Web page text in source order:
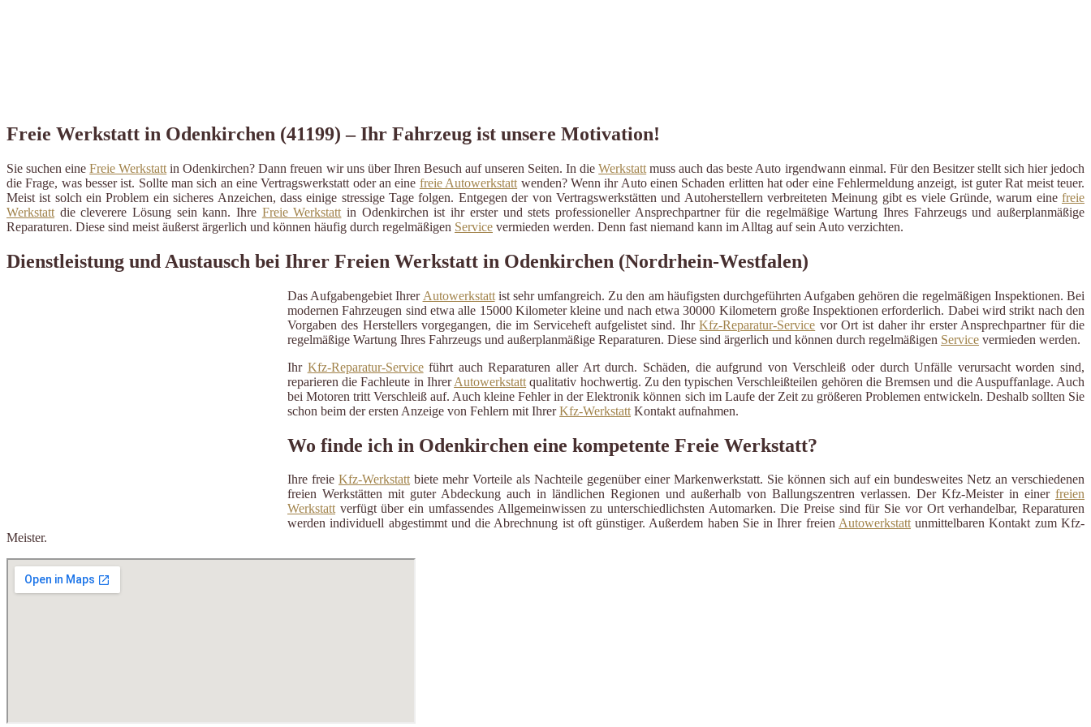
Freie Werkstatt in Odenkirchen (41199) – Ihr Fahrzeug ist unsere Motivation!
Sie suchen eineFreie Werkstatt in Odenkirchen? Dann freuen wir uns über Ihren Besuch auf unseren Seiten. In dieWerkstatt muss auch das beste Auto irgendwann einmal. Für den Besitzer stellt sich hier jedoch
die Frage, was besser ist. Sollte man sich an eine Vertragswerkstatt oder an eine freie Autowerkstatt wenden? Wenn ihr Auto einen Schaden erlitten hat oder eine Fehlermeldung anzeigt, ist guter Rat meist teuer.
Meist ist solch ein Problem ein sicheres Anzeichen, dass einige stressige Tage folgen. Entgegen der von Vertragswerkstätten und Autoherstellern verbreiteten Meinung gibt es viele Gründe, warum eine freie
Werkstatt die cleverere Lösung sein kann. Ihre Freie Werkstatt in Odenkirchen ist ihr erster und stets professioneller Ansprechpartner für die regelmäßige Wartung Ihres Fahrzeugs und außerplanmäßige
Reparaturen. Diese sind meist äußerst ärgerlich und können häufig durch regelmäßigen Service vermieden werden. Denn fast niemand kann im Alltag auf sein Auto verzichten.
Dienstleistung und Austausch bei Ihrer Freien Werkstatt in Odenkirchen (Nordrhein-Westfalen)
Das Aufgabengebiet Ihrer Autowerkstattist sehr umfangreich. Zu den am häufigsten durchgeführten Aufgaben gehören die regelmäßigen Inspektionen. Bei
modernen Fahrzeugen sind etwa alle 15000 Kilometer kleine und nach etwa 30000 Kilometern große Inspektionen erforderlich. Dabei wird strikt nach den
Vorgaben des Herstellers vorgegangen, die im Serviceheft aufgelistet sind. IhrKfz-Reparatur-Service vor Ort ist daher ihr erster Ansprechpartner für die
regelmäßige Wartung Ihres Fahrzeugs und außerplanmäßige Reparaturen. Diese sind ärgerlich und können durch regelmäßigen Service vermieden werden.
Ihr Kfz-Reparatur-Serviceführt auch Reparaturen aller Art durch. Schäden, die aufgrund von Verschleiß oder durch Unfälle verursacht worden sind,
reparieren die Fachleute in IhrerAutowerkstatt qualitativ hochwertig. Zu den typischen Verschleißteilen gehören die Bremsen und die Auspuffanlage. Auch
bei Motoren tritt Verschleiß auf. Auch kleine Fehler in der Elektronik können sich im Laufe der Zeit zu größeren Problemen entwickeln. Deshalb sollten Sie
schon beim der ersten Anzeige von Fehlern mit IhrerKfz-Werkstatt Kontakt aufnahmen.
Wo finde ich in Odenkirchen eine kompetente Freie Werkstatt?
Ihre freie Kfz-Werkstattbiete mehr Vorteile als Nachteile gegenüber einer Markenwerkstatt. Sie können sich auf ein bundesweites Netz an verschiedenen
freien Werkstätten mit guter Abdeckung auch in ländlichen Regionen und außerhalb von Ballungszentren verlassen. Der Kfz-Meister in einer freien
Werkstattverfügt über ein umfassendes Allgemeinwissen zu unterschiedlichsten Automarken. Die Preise sind für Sie vor Ort verhandelbar, Reparaturen
werden individuell abgestimmt und die Abrechnung ist oft günstiger. Außerdem haben Sie in Ihrer freien Autowerkstattunmittelbaren Kontakt zum Kfz-
Meister.